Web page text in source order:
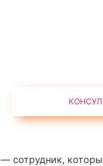
— сотрудник,